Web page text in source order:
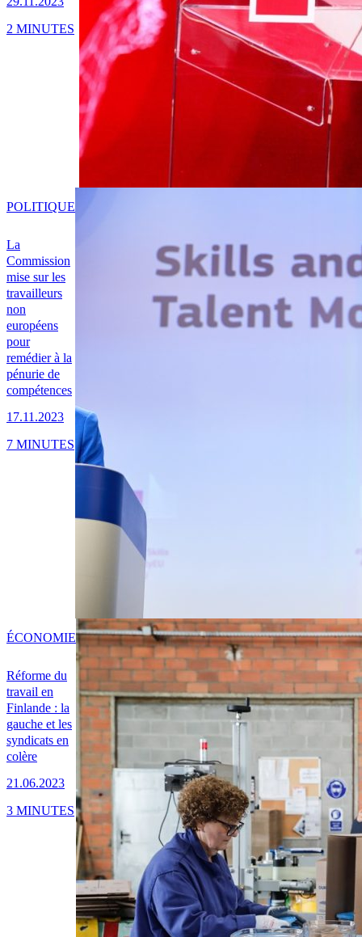
2 MINUTES
La
Commission
mise sur les
travailleurs
non
européens
pour
remédier à la
pénurie de
compétences
17.11.2023
POLITIQUE
7 MINUTES
Réforme du
travail en
Finlande : la
gauche et les
syndicats en
colère
21.06.2023
ÉCONOMIE
3 MINUTES